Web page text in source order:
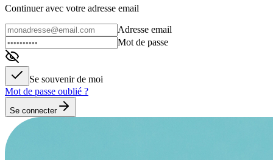
Continuer avec votre adresse email
Adresse email
Mot de passe
Se souvenir de moi
Mot de passe oublié ?
Se connecter